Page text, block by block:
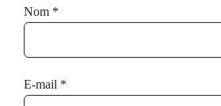
Nom *
E-mail *